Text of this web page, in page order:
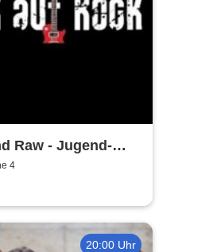
Raw - Jugend-
4
20:00 Uhr